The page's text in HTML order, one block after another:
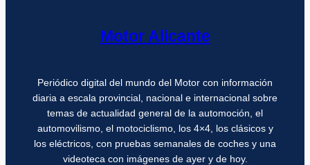
Motor Alicante
Periódico digital del mundo del Motor con información
diaria a escala provincial, nacional e internacional sobre
temas de actualidad general de la automoción, el
automovilismo, el motociclismo, los 4×4, los clásicos y
los eléctricos, con pruebas semanales de coches y una
videoteca con imágenes de ayer y de hoy.